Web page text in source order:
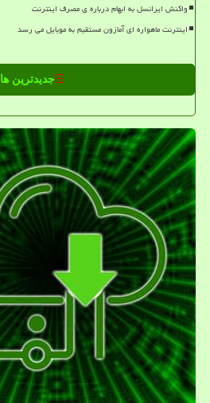
واکنش ایرانسل به ابهام درباره ی مصرف اینترنت
اینترنت ماهواره ای آمازون مستقیم به موبایل می رسد
جدیدترین ها